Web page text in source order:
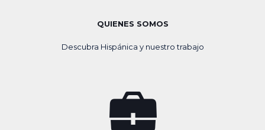
QUIENES SOMOS
Descubra Hispánica y nuestro trabajo